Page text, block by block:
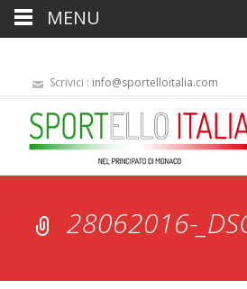
Scrivici : info@sportelloitalia.com
28062016-
MENU